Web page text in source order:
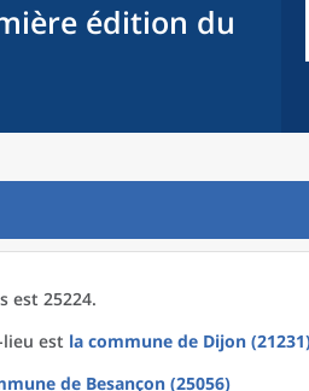
édition du
est 25224.
est la commune de Dijon
de Besançon (25056)